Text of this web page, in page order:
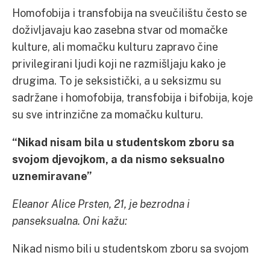
Homofobija i transfobija na sveučilištu često se
doživljavaju kao zasebna stvar od momačke
kulture, ali momačku kulturu zapravo čine
privilegirani ljudi koji ne razmišljaju kako je
drugima. To je seksistički, a u seksizmu su
sadržane i homofobija, transfobija i bifobija, koje
su sve intrinzične za momačku kulturu.
“Nikad nisam bila u studentskom zboru sa
svojom djevojkom, a da nismo seksualno
uznemiravane”
Eleanor Alice Prsten, 21, je bezrodna i
panseksualna. Oni kažu:
Nikad nismo bili u studentskom zboru sa svojom